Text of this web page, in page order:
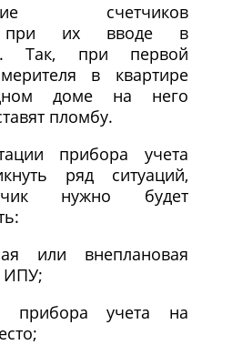
счетчиков
при их вводе в
Так, при первой
в квартире
доме на него
пломбу.
прибора учета
ряд ситуаций,
нужно будет
или внеплановая
ИПУ;
прибора учета на